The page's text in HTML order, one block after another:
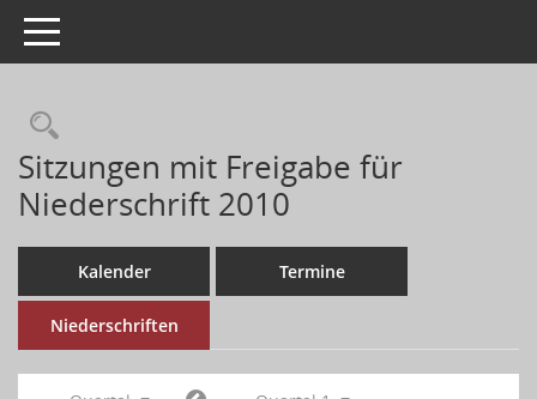
Toggle navigation
Sitzungen mit Freigabe für
Niederschrift 2010
Kalender Termine
Niederschriften